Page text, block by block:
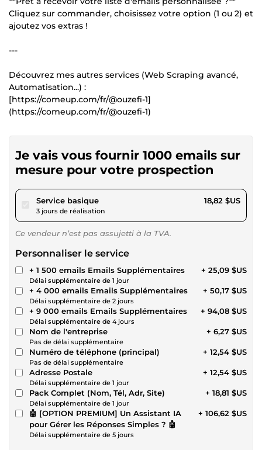
Cliquez sur commander, choisissez votre option (1 ou 2) et
ajoutez vos extras !
---
Découvrez mes autres services (Web Scraping avancé,
Automatisation...) :
[https://comeup.com/fr/@ouzefi-1]
(https://comeup.com/fr/@ouzefi-1)
Je vais vous fournir 1000 emails sur
mesure pour votre prospection
Service basiquepour 17,34 $US
3 jours de réalisation
18,82 $US
Ce vendeur n’est pas assujetti à la TVA.
Personnaliser le service
+ 1 500 emails Emails Supplémentaires
Délai supplémentaire de 1 jour
+ 25,09 $US
+ 4 000 emails Emails Supplémentaires
Délai supplémentaire de 2 jours
+ 50,17 $US
+ 9 000 emails Emails Supplémentaires
Délai supplémentaire de 4 jours
+ 94,08 $US
Nom de l'entreprise
Pas de délai supplémentaire
+ 6,27 $US
Numéro de téléphone (principal)
Pas de délai supplémentaire
+ 12,54 $US
Adresse Postale
Délai supplémentaire de 1 jour
+ 12,54 $US
Pack Complet (Nom, Tél, Adr, Site)
Délai supplémentaire de 1 jour
+ 18,81 $US
🤖 [OPTION PREMIUM] Un Assistant IA
pour Gérer les Réponses Simples ? 🤖
Délai supplémentaire de 5 jours
+ 106,62 $US